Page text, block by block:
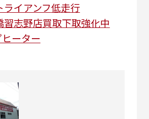
ライアンフ低走行
習志野店買取下取強化中
ーター